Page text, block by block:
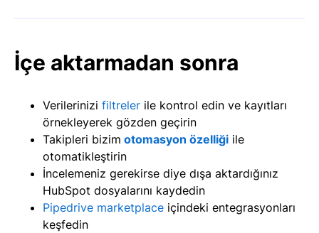
İçe aktarmadan sonra
Verilerinizi filtreler ile kontrol edin ve kayıtları
örnekleyerek gözden geçirin
Takipleri bizim otomasyon özelliği ile
otomatikleştirin
İncelemeniz gerekirse diye dışa aktardığınız
HubSpot dosyalarını kaydedin
Pipedrive marketplace içindeki entegrasyonları
keşfedin